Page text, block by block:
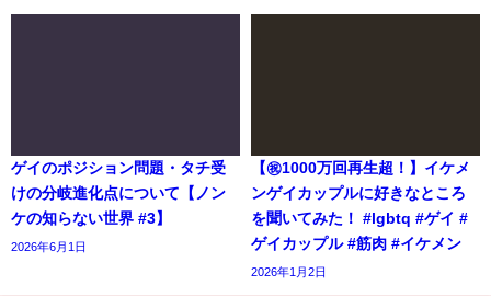
ゲイのポジション問題・タチ受
けの分岐進化点について【ノン
ケの知らない世界 #3】
2026年6月1日
【㊗️1000万回再生超！】イケメ
ンゲイカップルに好きなところ
を聞いてみた！ #lgbtq #ゲイ #
ゲイカップル #筋肉 #イケメン
2026年1月2日